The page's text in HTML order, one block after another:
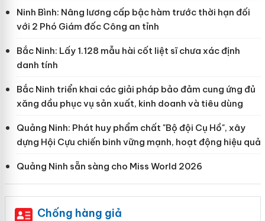
Ninh Bình: Nâng lương cấp bậc hàm trước thời hạn đối
với 2 Phó Giám đốc Công an tỉnh
Bắc Ninh: Lấy 1.128 mẫu hài cốt liệt sĩ chưa xác định
danh tính
Bắc Ninh triển khai các giải pháp bảo đảm cung ứng đủ
xăng dầu phục vụ sản xuất, kinh doanh và tiêu dùng
Quảng Ninh: Phát huy phẩm chất "Bộ đội Cụ Hồ", xây
dựng Hội Cựu chiến binh vững mạnh, hoạt động hiệu quả
Quảng Ninh sẵn sàng cho Miss World 2026
Chống hàng giả